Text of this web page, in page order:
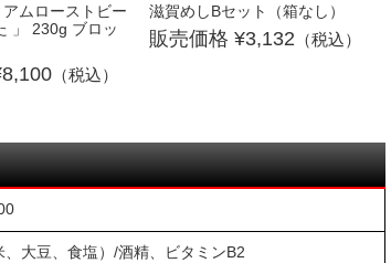
ムローストビー
」 230g ブロッ
8,100 （税込）
滋賀めしBセット（箱なし）
3,132 （税込）
大豆、食塩）/酒精、ビタミンB2